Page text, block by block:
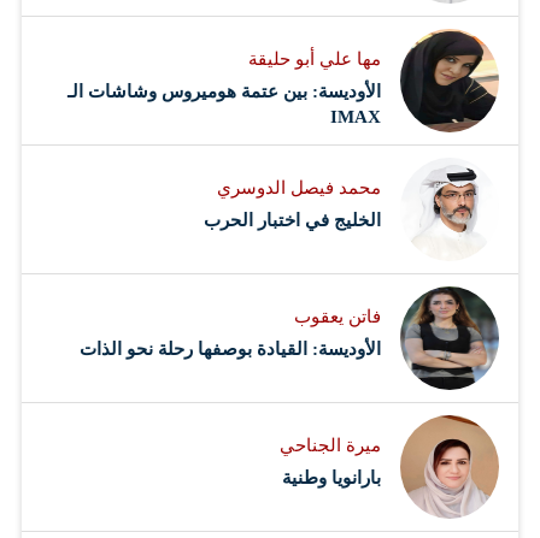
مها علي أبو حليقة
الأوديسة: بين عتمة هوميروس وشاشات الـ
IMAX
محمد فيصل الدوسري ​
‏الخليج في اختبار الحرب
فاتن يعقوب
الأوديسة: القيادة بوصفها رحلة نحو الذات
ميرة الجناحي
بارانويا وطنية